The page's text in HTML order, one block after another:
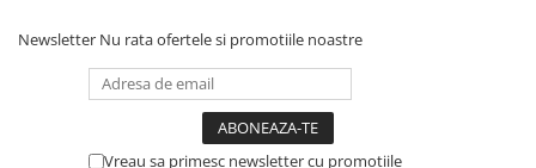
Newsletter Nu rata ofertele si promotiile noastre
Vreau sa primesc newsletter cu promotiile